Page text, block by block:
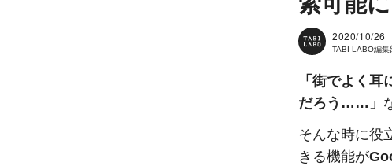
2020/10/26
TABI LABO編集
「街でよく
だろう……」
そんな時に役
きる機能が